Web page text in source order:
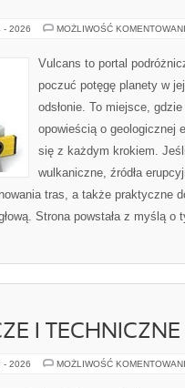
- 2026 MOŻLIWOŚĆ
Vulcans to portal
poczuć potęgę planety w
odsłonie. To miejsce,
opowieścią o geologicznej
się z każdym krokiem.
wulkaniczne, źródła
tras, a także praktyczne
Strona powstała z myślą o
I TECHNICZNE
- 2026 MOŻLIWOŚĆ